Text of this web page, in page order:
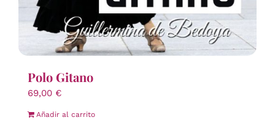
Polo Gitano
69,00 €
Añadir al carrito